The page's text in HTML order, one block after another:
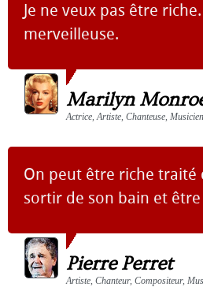
Je ne veux pas être
merveilleuse.
Marilyn
Actrice, Artiste, Chanteuse,
On peut être riche traité
sortir de son bain et être
Pierre Perret
Artiste, Chanteur, Compositeur,